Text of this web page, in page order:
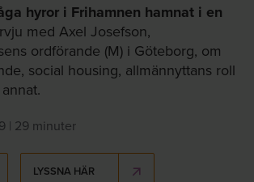
hyror i Frihamnen hamnat i en
med Axel Josefson,
ordförande (M) i Göteborg, om
social housing, allmännyttans roll
| 29 minuter
LYSSNA HÄR